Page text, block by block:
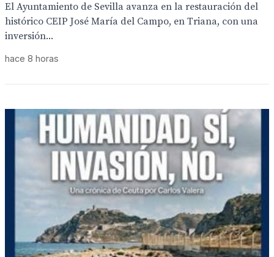
El Ayuntamiento de Sevilla avanza en la restauración del
histórico CEIP José María del Campo, en Triana, con una
inversión...
hace 8 horas